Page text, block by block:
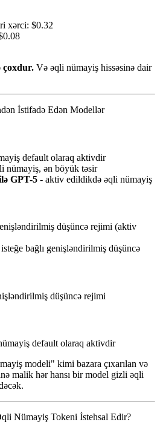
xərci: $0.32
çoxdur. Və əqli nümayiş hissəsinə dair
İstifadə Edən Modellər
default olaraq aktivdir
nümayiş, ən böyük təsir
GPT-5 - aktiv edildikdə əqli nümayiş
düşüncə rejimi (aktiv
bağlı genişləndirilmiş düşüncə
düşüncə rejimi
default olaraq aktivdir
modeli" kimi bazara çıxarılan və
malik hər hansı bir model gizli əqli
Nümayiş Tokeni İstehsal Edir?